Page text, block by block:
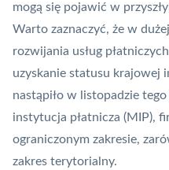
mogą się pojawić w
Warto zaznaczyć, że w
rozwijania usług
uzyskanie statusu krajowej
nastąpiło w listopadzie
instytucja płatnicza (MIP),
ograniczonym zakresie,
zakres terytorialny.